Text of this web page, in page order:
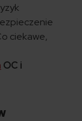
ciekawe,
OC i